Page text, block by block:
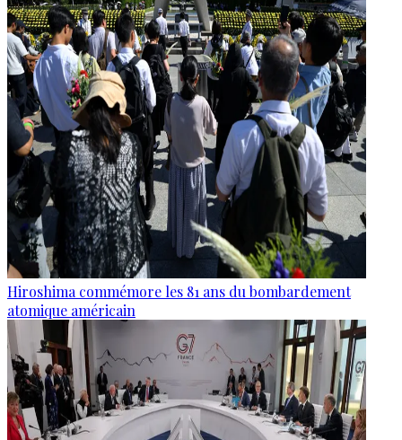
Hiroshima commémore les 81 ans du bombardement
atomique américain